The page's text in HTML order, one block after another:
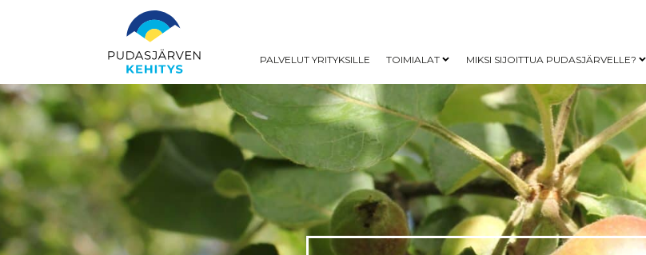
PALVELUT YRITYKSILLE TOIMIALAT
Open child menu
MIKSI SIJOITTUA PUDASJÄRVELLE?